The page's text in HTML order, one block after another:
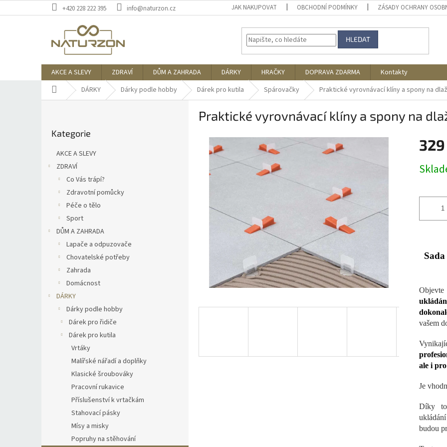
na
+420 228 222 395 info@naturzon.cz JAK NAKUPOVAT OBCHODNÍ PODMÍNKY ZÁSADY OCHRANY
HLEDAT
AKCE A SLEVY ZDRAVÍ DŮM A ZAHRADA DÁRKY HRAČKY DOPRAVA ZDARMA
Kontakty
Domů DÁRKY Dárky podle hobby Dárek pro kutila Spárovačky Praktické vyrovnávací klíny a spony na
kategorie
Kategorie
AKCE A SLEVY
ZDRAVÍ
Co Vás trápí?
Zdravotní pomůcky
Péče o tělo
Sport
DŮM A ZAHRADA
Lapače a odpuzovače
Chovatelské potřeby
Zahrada
Domácnost
DÁRKY
Dárky podle hobby
Dárek pro řidiče
Dárek pro kutila
Vrtáky
Malířské nářadí a doplňky
Klasické šroubováky
Pracovní rukavice
Příslušenství k vrtačkám
Stahovací pásky
Mísy a misky
Popruhy na stěhování
Praktické vyrovnávací klíny a spony na
cena:
vašem
ale i
Je
Díky
budou